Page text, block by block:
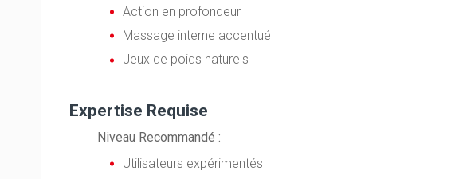
Action en profondeur
Massage interne accentué
Jeux de poids naturels
Expertise Requise
Niveau Recommandé :
Utilisateurs expérimentés